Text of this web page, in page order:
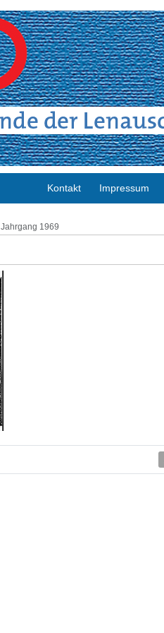
Kontakt Impressum
Jahrgang 1969